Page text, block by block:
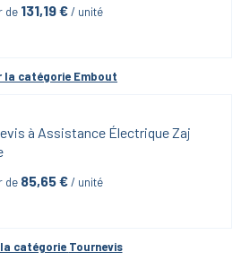
de 131,19 € / unité
la catégorie Embout
à Assistance Électrique Zaj
de 85,65 € / unité
catégorie Tournevis